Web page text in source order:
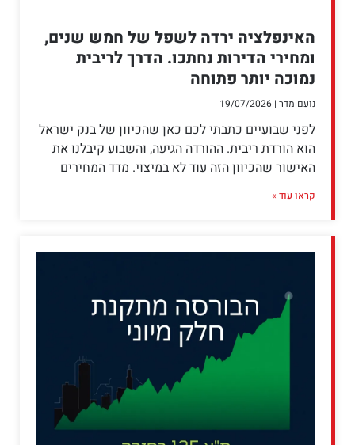
האינפלציה ירדה לשפל של חמש שנים,
ומחירי הדירות נחתכו. הדרך לריבית
נמוכה יותר פתוחה
נועם מדר
לפני שבועיים כתבתי לכם כאן שהכיוון של בנק ישראל
הוא הורדת ריבית. ההורדה הגיעה, והשבוע קיבלנו את
האישור שהכיוון הזה עוד לא במיצוי. מדד המחירים
קראו עוד »